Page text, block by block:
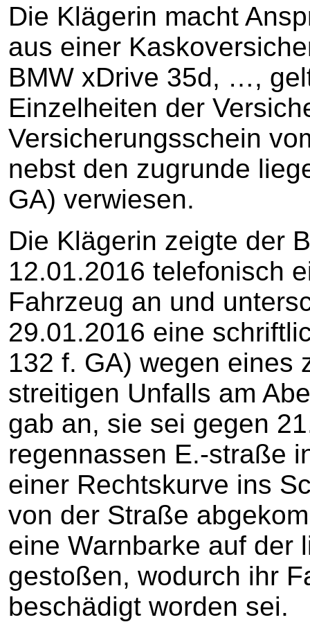
Die Klägerin macht
aus einer
BMW xDrive 35d, …,
Einzelheiten der
Versicherungsschein
nebst den zugrunde
GA) verwiesen.
Die Klägerin zeigte der
12.01.2016 telefonisch
Fahrzeug an und
29.01.2016 eine
132 f. GA) wegen eines
streitigen Unfalls am
gab an, sie sei gegen
regennassen E.-straße
einer Rechtskurve ins
von der Straße
eine Warnbarke auf der
gestoßen, wodurch ihr
beschädigt worden sei.